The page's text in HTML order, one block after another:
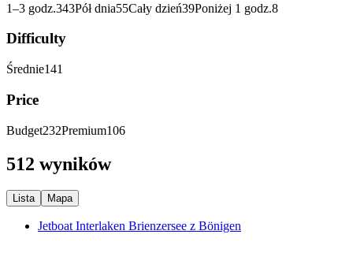
1–3 godz.343Pół dnia55Cały dzień39Poniżej 1 godz.8
Difficulty
Średnie141
Price
Budget232Premium106
512 wyników
Lista Mapa
Jetboat Interlaken Brienzersee z Bönigen